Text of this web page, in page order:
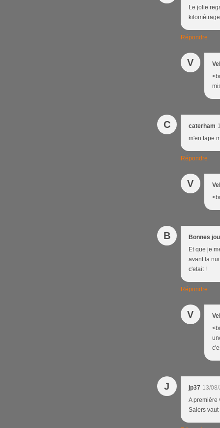
Le jolie
Répondre
V
C caterham
m'en tape
Répondre
V
B
Bonnes
Et que je
avant la
c'etait !
Répondre
V
J jp37 13/
A première
Salers